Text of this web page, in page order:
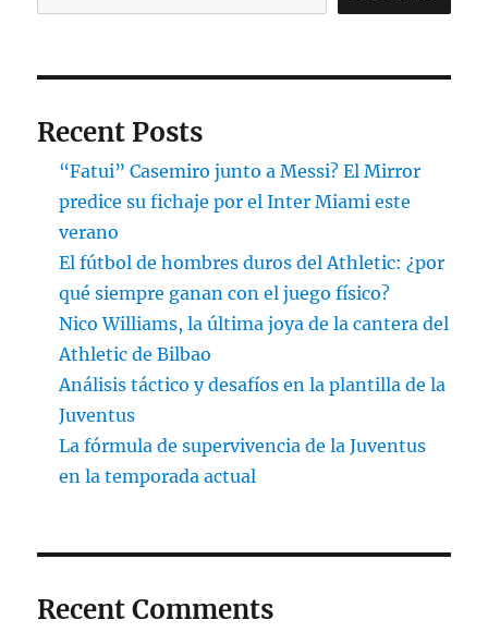
Recent Posts
“Fatui” Casemiro junto a Messi? El Mirror
predice su fichaje por el Inter Miami este
verano
El fútbol de hombres duros del Athletic: ¿por
qué siempre ganan con el juego físico?
Nico Williams, la última joya de la cantera del
Athletic de Bilbao
Análisis táctico y desafíos en la plantilla de la
Juventus
La fórmula de supervivencia de la Juventus
en la temporada actual
Recent Comments